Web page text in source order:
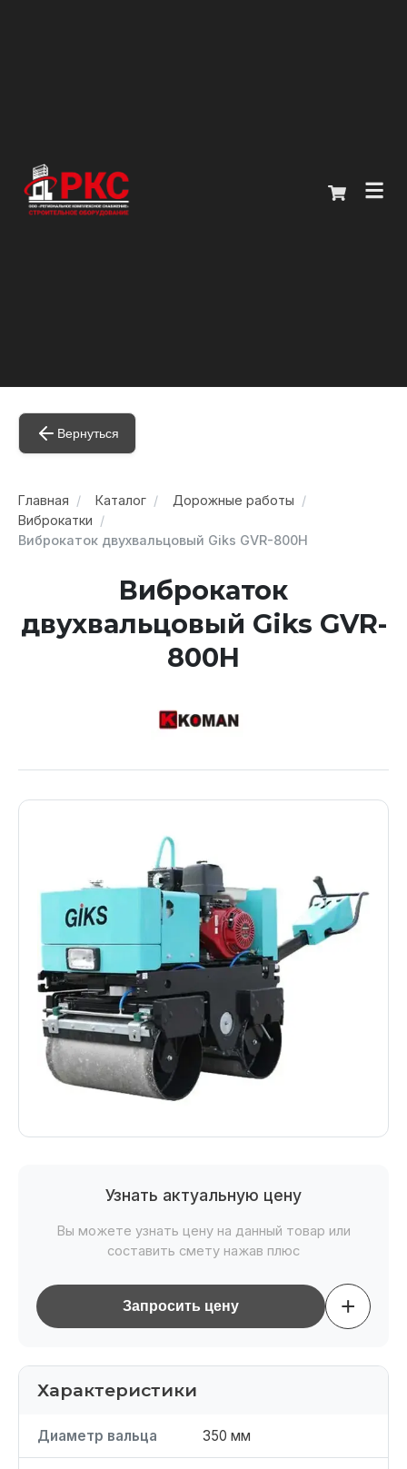
Вернуться
Главная Каталог
Дорожные работы
Виброкатки
Виброкаток двухвальцовый Giks GVR-800H
Виброкаток
двухвальцовый Giks GVR-
800H
Узнать актуальную цену
Вы можете узнать цену на данный товар или
составить смету нажав плюс
Запросить цену +
Характеристики
Диаметр вальца 350 мм